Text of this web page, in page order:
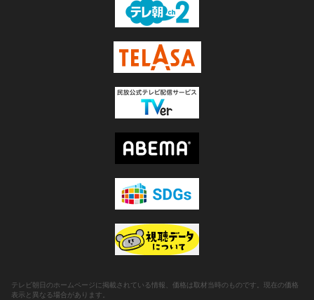
テレビ朝日のホームページに掲載されている情報、価格は取材当時のものです。現在の価格
表示と異なる場合があります。